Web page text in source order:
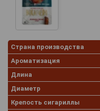
Страна производства
Ароматизация
Длина
Диаметр
Крепость сигариллы